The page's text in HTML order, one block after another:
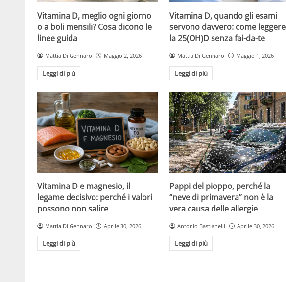
Vitamina D, meglio ogni giorno
o a boli mensili? Cosa dicono le
linee guida
Mattia Di Gennaro Maggio 2, 2026
Leggi di più
Vitamina D, quando gli esami
servono davvero: come leggere
la 25(OH)D senza fai-da-te
Mattia Di Gennaro Maggio 1, 2026
Leggi di più
Vitamina D e magnesio, il
legame decisivo: perché i valori
possono non salire
Mattia Di Gennaro Aprile 30, 2026
Leggi di più
Pappi del pioppo, perché la
“neve di primavera” non è la
vera causa delle allergie
Antonio Bastianelli Aprile 30, 2026
Leggi di più